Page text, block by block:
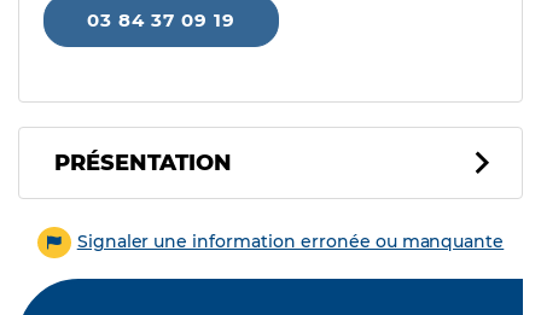
03 84 37 09 19
PRÉSENTATION
Signaler une information erronée ou manquante